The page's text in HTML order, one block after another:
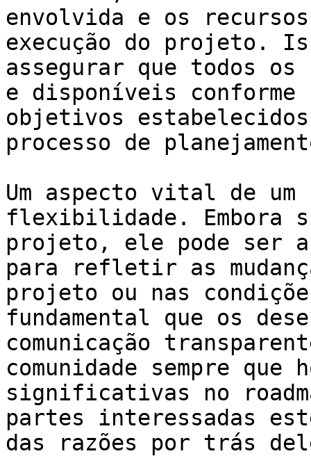
envolvida e os
execução do projeto.
assegurar que todos
e disponíveis
objetivos
processo de
Um aspecto vital de um
flexibilidade. Embora
projeto, ele pode ser
para refletir as
projeto ou nas
fundamental que os
comunicação
comunidade sempre que
significativas no
partes interessadas
das razões por trás